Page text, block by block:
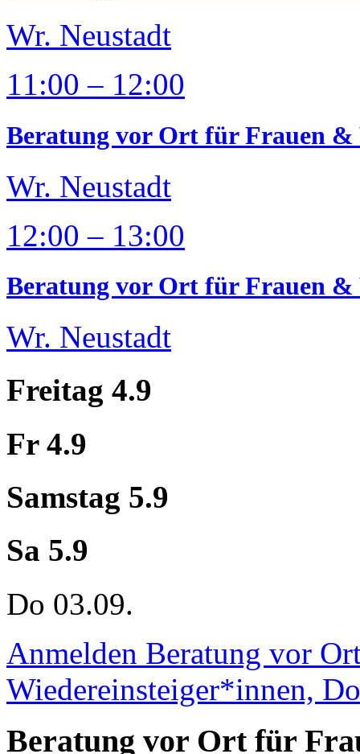
Wr. Neustadt
11:00 – 12:00
Beratung vor Ort für Frauen &
Wr. Neustadt
12:00 – 13:00
Beratung vor Ort für Frauen &
Wr. Neustadt
Freitag 4.9
Fr 4.9
Samstag 5.9
Sa 5.9
Do 03.09.
Anmelden Beratung vor
Wiedereinsteiger*innen,
Beratung vor Ort für